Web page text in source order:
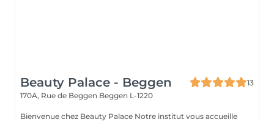
Beauty Palace - Beggen
13
170A, Rue de Beggen Beggen L-1220
Bienvenue chez Beauty Palace Notre institut vous accueille